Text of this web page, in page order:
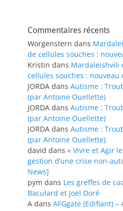
Commentaires récents
Worgenstern dans
de cellules souches :
Kristin dans Mardaleishvili
cellules souches : nouveau
JORDA dans Autisme :
(par Antoine Ouellette)
JORDA dans Autisme :
(par Antoine Ouellette)
JORDA dans Autisme :
(par Antoine Ouellette)
david dans « Vivre et Agir
gestion d’une crise non-
News]
pym dans Les greffes de
Baculard et Joël Doré
A dans AFGgate (Edifiant)